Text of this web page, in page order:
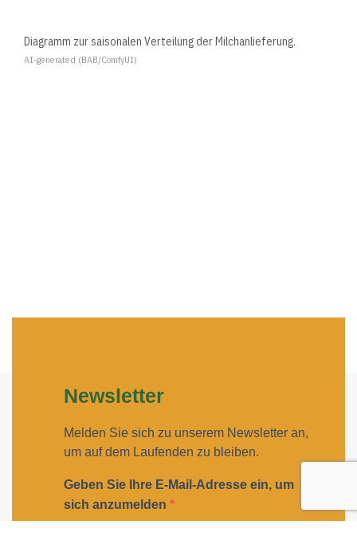
Diagramm zur saisonalen Verteilung der Milchanlieferung.
AI-generated (BAB/ComfyUI)
Newsletter
Melden Sie sich zu unserem Newsletter an,
um auf dem Laufenden zu bleiben.
Geben Sie Ihre E-Mail-Adresse ein, um
sich anzumelden